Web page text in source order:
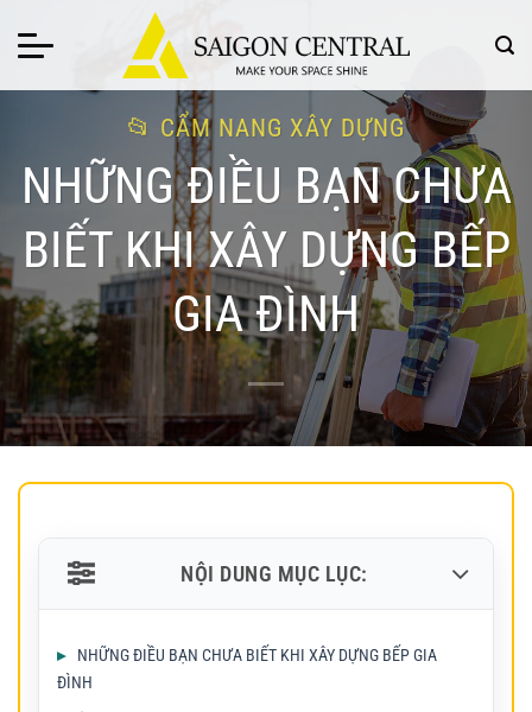
qua
CẨM NANG XÂY DỰNG
NHỮNG ĐIỀU BẠN CHƯA
BIẾT KHI XÂY DỰNG BẾP
GIA ĐÌNH
NỘI DUNG MỤC LỤC:
NHỮNG ĐIỀU BẠN CHƯA BIẾT KHI XÂY DỰNG BẾP GIA
ĐÌNH